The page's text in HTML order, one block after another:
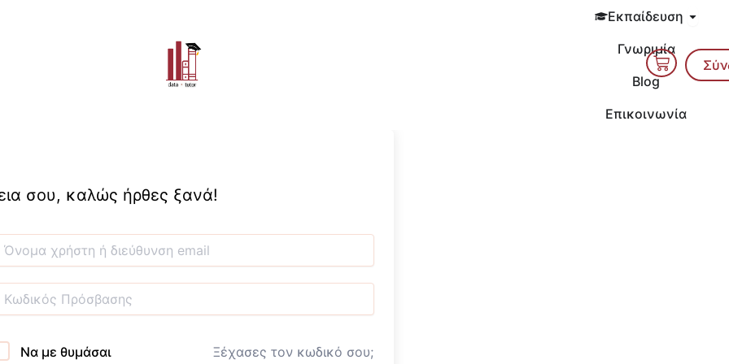
Εκπαίδευση Open
Γνωριμία
Blog
Επικοινωνία
Cart
σου, καλώς ήρθες ξανά!
Να με θυμάσαι Ξέχασες τον κωδικό σου;